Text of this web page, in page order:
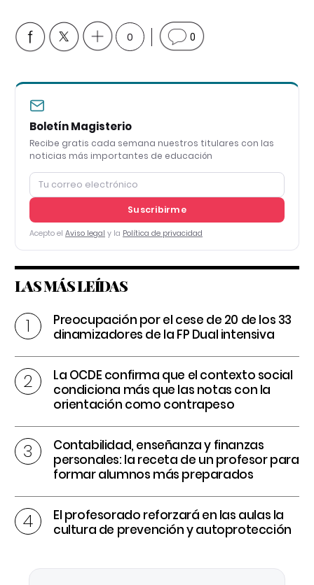
0 0
Boletín Magisterio
Recibe gratis cada semana nuestros titulares con las
noticias más importantes de educación
Suscribirme
Acepto el Aviso legal y la Política de privacidad
LAS MÁS LEÍDAS
Preocupación por el cese de 20 de los 33
dinamizadores de la FP Dual intensiva
La OCDE confirma que el contexto social
condiciona más que las notas con la
orientación como contrapeso
Contabilidad, enseñanza y finanzas
personales: la receta de un profesor para
formar alumnos más preparados
El profesorado reforzará en las aulas la
cultura de prevención y autoprotección